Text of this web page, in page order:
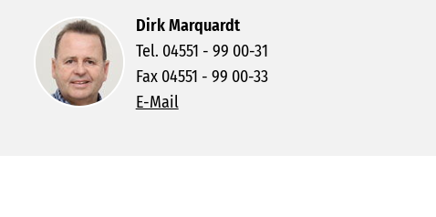
Dirk Marquardt
Tel. 04551 - 99 00-31
Fax 04551 - 99 00-33
E-Mail